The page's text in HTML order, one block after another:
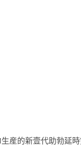
産的新壹代助勃延